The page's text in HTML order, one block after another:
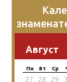
Август
Пн Вт Ср
27 28 29